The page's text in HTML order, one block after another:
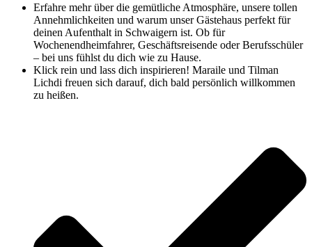
Erfahre mehr über die gemütliche Atmosphäre, unsere tollen
Annehmlichkeiten und warum unser Gästehaus perfekt für
deinen Aufenthalt in Schwaigern ist. Ob für
Wochenendheimfahrer, Geschäftsreisende oder Berufsschüler
– bei uns fühlst du dich wie zu Hause.
Klick rein und lass dich inspirieren! Maraile und Tilman
Lichdi freuen sich darauf, dich bald persönlich willkommen
zu heißen.